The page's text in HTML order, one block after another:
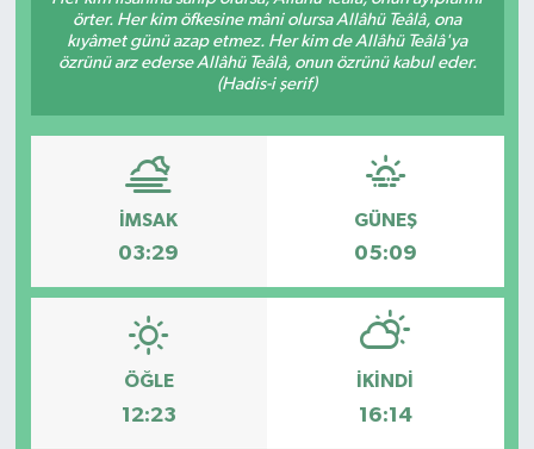
örter. Her kim öfkesine mâni olursa Allâhü Teâlâ, ona
kıyâmet günü azap etmez. Her kim de Allâhü Teâlâ'ya
özrünü arz ederse Allâhü Teâlâ, onun özrünü kabul eder.
(Hadis-i şerif)
İMSAK
03:29
GÜNEŞ
05:09
ÖĞLE
12:23
İKINDI
16:14
Ekonomi
Tokat Haber